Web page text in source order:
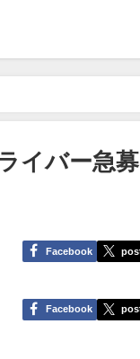
イバー急募
Facebook
Facebook